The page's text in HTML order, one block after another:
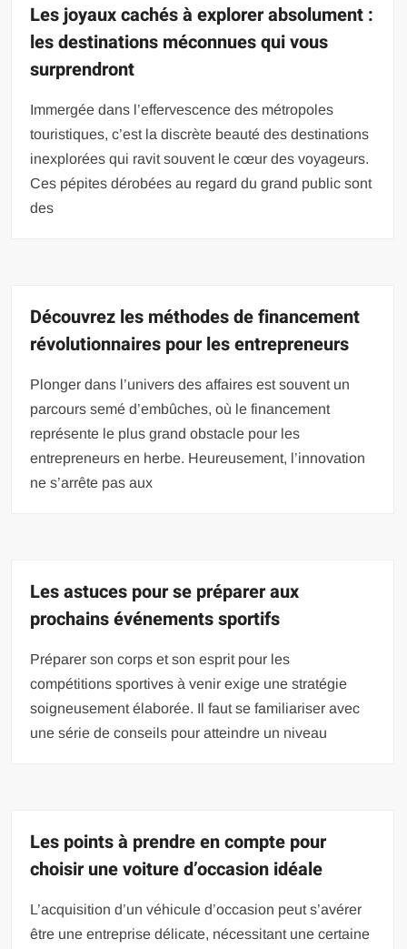
Les joyaux cachés à explorer absolument :
les destinations méconnues qui vous
surprendront
Immergée dans l’effervescence des métropoles
touristiques, c’est la discrète beauté des destinations
inexplorées qui ravit souvent le cœur des voyageurs.
Ces pépites dérobées au regard du grand public sont
des
Découvrez les méthodes de financement
révolutionnaires pour les entrepreneurs
Plonger dans l’univers des affaires est souvent un
parcours semé d’embûches, où le financement
représente le plus grand obstacle pour les
entrepreneurs en herbe. Heureusement, l’innovation
ne s’arrête pas aux
Les astuces pour se préparer aux
prochains événements sportifs
Préparer son corps et son esprit pour les
compétitions sportives à venir exige une stratégie
soigneusement élaborée. Il faut se familiariser avec
une série de conseils pour atteindre un niveau
Les points à prendre en compte pour
choisir une voiture d’occasion idéale
L’acquisition d’un véhicule d’occasion peut s’avérer
être une entreprise délicate, nécessitant une certaine